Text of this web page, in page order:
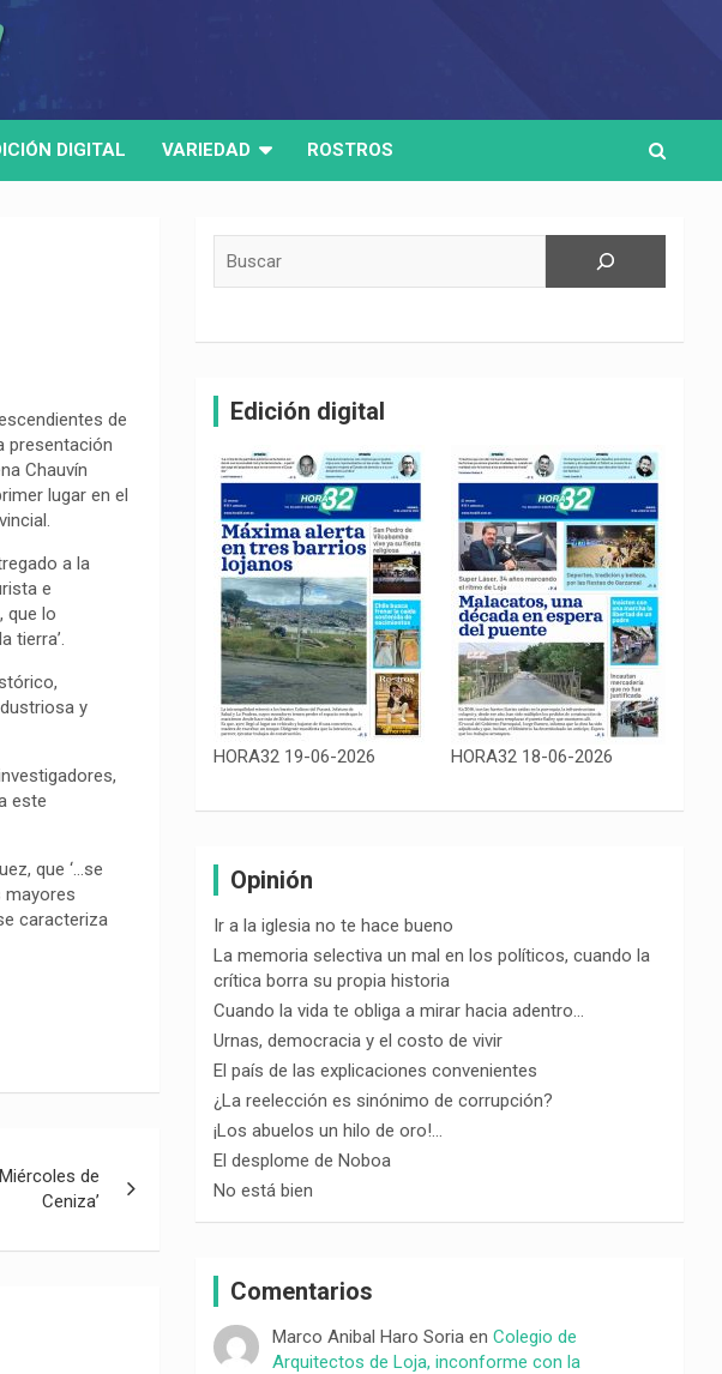
DIGITAL VARIEDAD ROSTROS
de
presentación
Chauvín
lugar en el
a la
e
que lo
tierra’.
y
este
que ‘…se
mayores
caracteriza
de
Ceniza’
Edición digital
HORA32 19-06-2026 HORA32 18-06-2026
Opinión
Ir a la iglesia no te hace bueno
La memoria selectiva un mal en los políticos, cuando la
crítica borra su propia historia
Cuando la vida te obliga a mirar hacia adentro…
Urnas, democracia y el costo de vivir
El país de las explicaciones convenientes
¿La reelección es sinónimo de corrupción?
¡Los abuelos un hilo de oro!…
El desplome de Noboa
No está bien
Comentarios
Marco Anibal Haro Soria enColegio de
Arquitectos de Loja, inconforme con la